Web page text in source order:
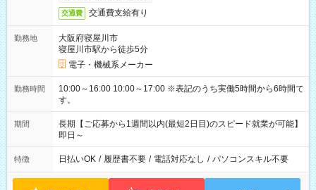
交通費 交通費支給有り
勤務地
大阪府寝屋川市
寝屋川市駅から徒歩5分
電子・機械系メーカー
勤務時間
10:00～16:00 10:00～17:00 ※表記のうち実働5時間から6時間で
す。
期間
長期【ご応募から1週間以内(最短2日目)のスピード就業が可能】
即日～
特徴 日払いOK / 履歴書不要 / 電話対応なし / パソコンスキル不要